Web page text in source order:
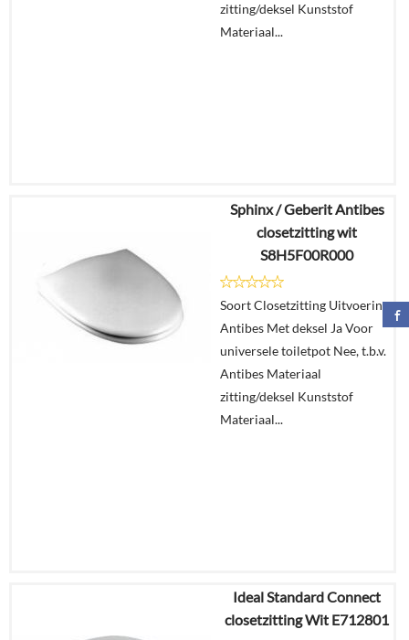
zitting/deksel Kunststof
Materiaal...
€261,24
€199,68
In
winkelmand
Sphinx / Geberit Antibes
closetzitting wit
S8H5F00R000
Soort Closetzitting Uitvoering
Antibes Met deksel Ja Voor
universele toiletpot Nee, t.b.v.
Antibes Materiaal
zitting/deksel Kunststof
Materiaal...
€427,48
€336,62
Ideal Standard Connect
closetzitting Wit E712801